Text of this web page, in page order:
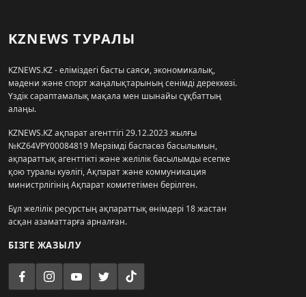
KZNEWS ТУРАЛЫ
KZNEWS.KZ - еліміздегі басты саяси, экономикалық,
мәдени және спорт жаңалықтарының сенімді дереккөзі.
Үздік сараптамалық мақала мен шынайы сұқбаттың
алаңы.
KZNEWS.KZ ақпарат агенттігі 29.12.2023 жылғы
№KZ64VPY00084819 Мерзімді баспасөз басылымын,
ақпараттық агенттікті және желілік басылымды есепке
қою туралы куәлігі, Ақпарат және коммуникация
министрлігінің Ақпарат комитетімен берілген.
Бұл желілік ресурстың ақпараттық өнімдері 18 жастан
асқан азаматтарға арналған.
БІЗГЕ ЖАЗЫЛУ